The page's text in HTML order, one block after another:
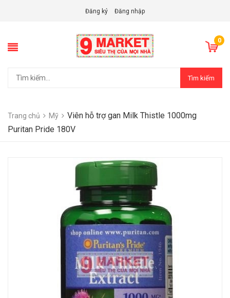
Đăng ký Đăng nhập
0
Tìm kiếm
Trang chủ Mỹ
Viên hỗ trợ gan Milk Thistle 1000mg
Puritan Pride 180V